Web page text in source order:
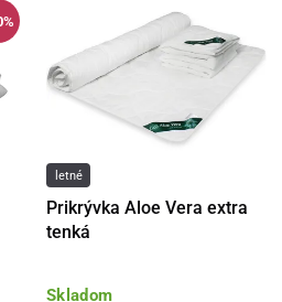
letné
Prikrývka Aloe Vera extra
tenká
Skladom